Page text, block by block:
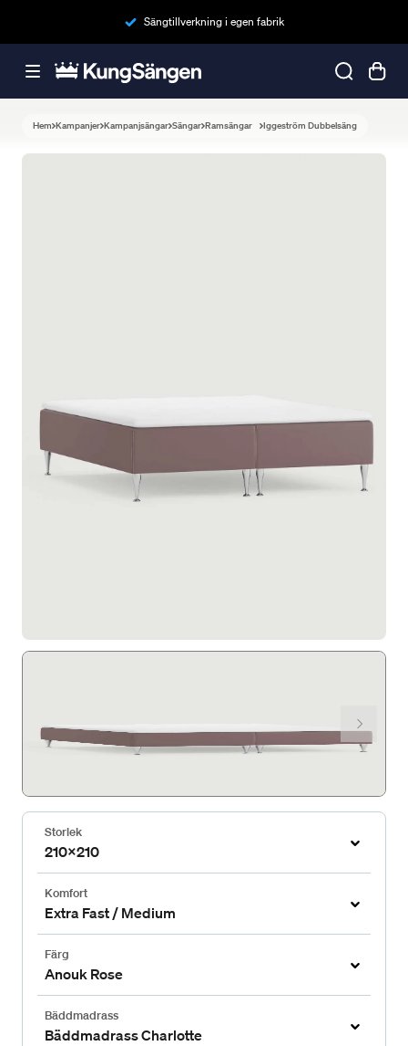
Sängtillverkning i egen fabrik
Hem Kampanjer Kampanjsängar Sängar Ramsängar Iggeström Dubbelsäng
Storlek
210x210
Komfort
Extra Fast / Medium
Färg
Anouk Rose
Bäddmadrass
Bäddmadrass Charlotte